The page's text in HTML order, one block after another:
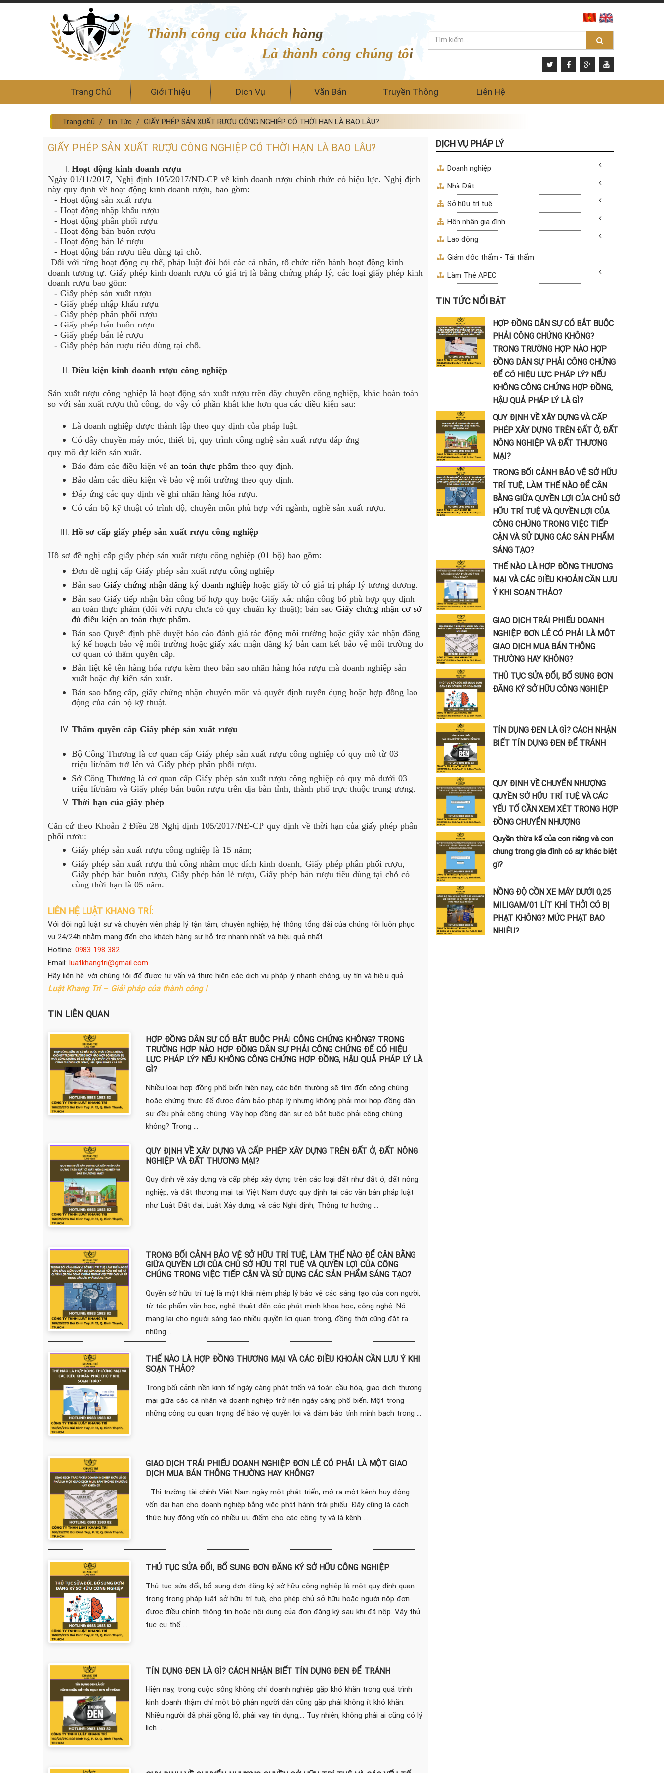
Thành công của khách hàng
Là thành công chúng tôi
Trang Chủ Giới Thiệu Dịch Vụ Văn Bản Truyền Thông Liên Hệ
Trang chủ Tin Tức GIẤY PHÉP SẢN XUẤT RƯỢU CÔNG NGHIỆP CÓ THỜI HẠN LÀ BAO LÂU?
GIẤY PHÉP SẢN XUẤT RƯỢU CÔNG NGHIỆP CÓ THỜI HẠN LÀ BAO LÂU?
Hoạt động kinh doanh rượu
Ngày 01/11/2017, Nghị định 105/2017/NĐ-CP về kinh doanh rượu chính thức có hiệu lực. Nghị định
này quy định về hoạt động kinh doanh rượu, bao gồm:
- Hoạt động sản xuất rượu
- Hoạt động nhập khẩu rượu
- Hoạt động phân phối rượu
- Hoạt động bán buôn rượu
- Hoạt động bán lẻ rượu
- Hoạt động bán rượu tiêu dùng tại chỗ.
Đối với từng hoạt động cụ thể, pháp luật đòi hỏi các cá nhân, tổ chức tiến hành hoạt động kinh
doanh tương tự. Giấy phép kinh doanh rượu có giá trị là bằng chứng pháp lý, các loại giấy phép kinh
doanh rượu bao gồm:
- Giấy phép sản xuất rượu
- Giấy phép nhập khẩu rượu
- Giấy phép phân phối rượu
- Giấy phép bán buôn rượu
- Giấy phép bán lẻ rượu
- Giấy phép bán rượu tiêu dùng tại chỗ.
Điều kiện kinh doanh rượu công nghiệp
Sản xuất rượu công nghiệp là hoạt động sản xuất rượu trên dây chuyền công nghiệp, khác hoàn toàn
so với sản xuất rượu thủ công, do vậy có phần khắt khe hơn qua các điều kiện sau:
Là doanh nghiệp được thành lập theo quy định của pháp luật.
Có dây chuyền máy móc, thiết bị, quy trình công nghệ sản xuất rượu đáp ứng
quy mô dự kiến sản xuất.
Bảo đảm các điều kiện về an toàn thực phẩm theo quy định.
Bảo đảm các điều kiện về bảo vệ môi trường theo quy định.
Đáp ứng các quy định về ghi nhãn hàng hóa rượu.
Có cán bộ kỹ thuật có trình độ, chuyên môn phù hợp với ngành, nghề sản xuất rượu.
Hồ sơ cấp giấy phép sản xuất rượu công nghiệp
Hồ sơ đề nghị cấp giấy phép sản xuất rượu công nghiệp (01 bộ) bao gồm:
Đơn đề nghị cấp Giấy phép sản xuất rượu công nghiệp
Bản sao Giấy chứng nhận đăng ký doanh nghiệp hoặc giấy tờ có giá trị pháp lý tương đương.
Bản sao Giấy tiếp nhận bản công bố hợp quy hoặc Giấy xác nhận công bố phù hợp quy định
an toàn thực phẩm (đối với rượu chưa có quy chuẩn kỹ thuật); bản sao Giấy chứng nhận cơ sở
đủ điều kiện an toàn thực phẩm.
Bản sao Quyết định phê duyệt báo cáo đánh giá tác động môi trường hoặc giấy xác nhận đăng
ký kế hoạch bảo vệ môi trường hoặc giấy xác nhận đăng ký bản cam kết bảo vệ môi trường do
cơ quan có thẩm quyền cấp.
Bản liệt kê tên hàng hóa rượu kèm theo bản sao nhãn hàng hóa rượu mà doanh nghiệp sản
xuất hoặc dự kiến sản xuất.
Bản sao bằng cấp, giấy chứng nhận chuyên môn và quyết định tuyển dụng hoặc hợp đồng lao
động của cán bộ kỹ thuật.
Thẩm quyền cấp Giấy phép sản xuất rượu
Bộ Công Thương là cơ quan cấp Giấy phép sản xuất rượu công nghiệp có quy mô từ 03
triệu lít/năm trở lên và Giấy phép phân phối rượu.
Sở Công Thương là cơ quan cấp Giấy phép sản xuất rượu công nghiệp có quy mô dưới 03
triệu lít/năm và Giấy phép bán buôn rượu trên địa bàn tỉnh, thành phố trực thuộc trung ương.
Thời hạn của giấy phép
Căn cứ theo Khoản 2 Điều 28 Nghị định 105/2017/NĐ-CP quy định về thời hạn của giấy phép phân
phối rượu:
Giấy phép sản xuất rượu công nghiệp là 15 năm;
Giấy phép sản xuất rượu thủ công nhằm mục đích kinh doanh, Giấy phép phân phối rượu,
Giấy phép bán buôn rượu, Giấy phép bán lẻ rượu, Giấy phép bán rượu tiêu dùng tại chỗ có
cùng thời hạn là 05 năm.
LIÊN HỆ LUẬT KHANG TRÍ:
Với đội ngũ luật sư và chuyên viên pháp lý tận tâm, chuyên nghiệp, hệ thống tổng đài của chúng tôi luôn phục
vụ 24/24h nhằm mang đến cho khách hàng sự hỗ trợ nhanh nhất và hiệu quả nhất.
Hotline: 0983 198 382
Email: luatkhangtri@gmail.com
Hãy liên hệ với chúng tôi để được tư vấn và thực hiện các dịch vụ pháp lý nhanh chóng, uy tín và hiệu quả.
Luật Khang Trí – Giải pháp của thành công !
TIN LIÊN QUAN
HỢP ĐỒNG DÂN SỰ CÓ BẮT BUỘC PHẢI CÔNG CHỨNG KHÔNG? TRONG
TRƯỜNG HỢP NÀO HỢP ĐỒNG DÂN SỰ PHẢI CÔNG CHỨNG ĐỂ CÓ HIỆU
LỰC PHÁP LÝ? NẾU KHÔNG CÔNG CHỨNG HỢP ĐỒNG, HẬU QUẢ PHÁP LÝ LÀ
GÌ?
Nhiều loại hợp đồng phổ biến hiện nay, các bên thường sẽ tìm đến công chứng
hoặc chứng thực để được đảm bảo pháp lý nhưng không phải mọi hợp đồng dân
sự đều phải công chứng. Vậy hợp đồng dân sự có bắt buộc phải công chứng
không? Trong ...
QUY ĐỊNH VỀ XÂY DỰNG VÀ CẤP PHÉP XÂY DỰNG TRÊN ĐẤT Ở, ĐẤT NÔNG
NGHIỆP VÀ ĐẤT THƯƠNG MẠI?
Quy định về xây dựng và cấp phép xây dựng trên các loại đất như đất ở, đất nông
nghiệp, và đất thương mại tại Việt Nam được quy định tại các văn bản pháp luật
như Luật Đất đai, Luật Xây dựng, và các Nghị định, Thông tư hướng ...
TRONG BỐI CẢNH BẢO VỆ SỞ HỮU TRÍ TUỆ, LÀM THẾ NÀO ĐỂ CÂN BẰNG
GIỮA QUYỀN LỢI CỦA CHỦ SỞ HỮU TRÍ TUỆ VÀ QUYỀN LỢI CỦA CÔNG
CHÚNG TRONG VIỆC TIẾP CẬN VÀ SỬ DỤNG CÁC SẢN PHẨM SÁNG TẠO?
Quyền sở hữu trí tuệ là một khái niệm pháp lý bảo vệ các sáng tạo của con người,
từ tác phẩm văn học, nghệ thuật đến các phát minh khoa học, công nghệ. Nó
mang lại cho người sáng tạo nhiều quyền lợi quan trọng, đồng thời cũng đặt ra
những ...
THẾ NÀO LÀ HỢP ĐỒNG THƯƠNG MẠI VÀ CÁC ĐIỀU KHOẢN CẦN LƯU Ý KHI
SOẠN THẢO?
Trong bối cảnh nền kinh tế ngày càng phát triển và toàn cầu hóa, giao dịch thương
mại giữa các cá nhân và doanh nghiệp trở nên ngày càng phổ biến. Một trong
những công cụ quan trọng để bảo vệ quyền lợi và đảm bảo tính minh bạch trong ...
GIAO DỊCH TRÁI PHIẾU DOANH NGHIỆP ĐƠN LẺ CÓ PHẢI LÀ MỘT GIAO
DỊCH MUA BÁN THÔNG THƯỜNG HAY KHÔNG?
Thị trường tài chính Việt Nam ngày một phát triển, mở ra một kênh huy động
vốn dài hạn cho doanh nghiệp bằng việc phát hành trái phiếu. Đây cũng là cách
thức huy động vốn có nhiều ưu điểm cho các công ty và là kênh ...
THỦ TỤC SỬA ĐỔI, BỔ SUNG ĐƠN ĐĂNG KÝ SỞ HỮU CÔNG NGHIỆP
Thủ tục sửa đổi, bổ sung đơn đăng ký sở hữu công nghiệp là một quy định quan
trọng trong pháp luật sở hữu trí tuệ, cho phép chủ sở hữu hoặc người nộp đơn
được điều chỉnh thông tin hoặc nội dung của đơn đăng ký sau khi đã nộp. Vậy thủ
tục cụ thể ...
TÍN DỤNG ĐEN LÀ GÌ? CÁCH NHẬN BIẾT TÍN DỤNG ĐEN ĐỂ TRÁNH
Hiện nay, trong cuộc sống không chỉ doanh nghiệp gặp khó khăn trong quá trình
kinh doanh thậm chí một bộ phận người dân cũng gặp phải không ít khó khăn.
Nhiều người đã phải gồng lỗ, phải vay tín dụng,... Tuy nhiên, không phải ai cũng có lý
lịch ...
DỊCH VỤ PHÁP LÝ
Doanh nghiệp
Nhà Đất
Sở hữu trí tuệ
Hôn nhân gia đình
Lao động
Giám đốc thẩm - Tái thẩm
Làm Thẻ APEC
TIN TỨC NỔI BẬT
HỢP ĐỒNG DÂN SỰ CÓ BẮT BUỘC
PHẢI CÔNG CHỨNG KHÔNG?
TRONG TRƯỜNG HỢP NÀO HỢP
ĐỒNG DÂN SỰ PHẢI CÔNG CHỨNG
ĐỂ CÓ HIỆU LỰC PHÁP LÝ? NẾU
KHÔNG CÔNG CHỨNG HỢP ĐỒNG,
HẬU QUẢ PHÁP LÝ LÀ GÌ?
QUY ĐỊNH VỀ XÂY DỰNG VÀ CẤP
PHÉP XÂY DỰNG TRÊN ĐẤT Ở, ĐẤT
NÔNG NGHIỆP VÀ ĐẤT THƯƠNG
MẠI?
TRONG BỐI CẢNH BẢO VỆ SỞ HỮU
TRÍ TUỆ, LÀM THẾ NÀO ĐỂ CÂN
BẰNG GIỮA QUYỀN LỢI CỦA CHỦ SỞ
HỮU TRÍ TUỆ VÀ QUYỀN LỢI CỦA
CÔNG CHÚNG TRONG VIỆC TIẾP
CẬN VÀ SỬ DỤNG CÁC SẢN PHẨM
SÁNG TẠO?
THẾ NÀO LÀ HỢP ĐỒNG THƯƠNG
MẠI VÀ CÁC ĐIỀU KHOẢN CẦN LƯU
Ý KHI SOẠN THẢO?
GIAO DỊCH TRÁI PHIẾU DOANH
NGHIỆP ĐƠN LẺ CÓ PHẢI LÀ MỘT
GIAO DỊCH MUA BÁN THÔNG
THƯỜNG HAY KHÔNG?
THỦ TỤC SỬA ĐỔI, BỔ SUNG ĐƠN
ĐĂNG KÝ SỞ HỮU CÔNG NGHIỆP
TÍN DỤNG ĐEN LÀ GÌ? CÁCH NHẬN
BIẾT TÍN DỤNG ĐEN ĐỂ TRÁNH
QUY ĐỊNH VỀ CHUYỂN NHƯỢNG
QUYỀN SỞ HỮU TRÍ TUỆ VÀ CÁC
YẾU TỐ CẦN XEM XÉT TRONG HỢP
ĐỒNG CHUYỂN NHƯỢNG
Quyền thừa kế của con riêng và con
chung trong gia đình có sự khác biệt
gì?
NỒNG ĐỘ CỒN XE MÁY DƯỚI 0,25
MILIGAM/01 LÍT KHÍ THỞI CÓ BỊ
PHẠT KHÔNG? MỨC PHẠT BAO
NHIÊU?